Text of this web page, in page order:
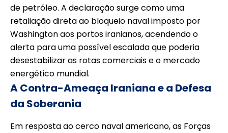
de petróleo. A declaração surge como uma
retaliação direta ao bloqueio naval imposto por
Washington aos portos iranianos, acendendo o
alerta para uma possível escalada que poderia
desestabilizar as rotas comerciais e o mercado
energético mundial.
A Contra-Ameaça Iraniana e a Defesa
da Soberania
Em resposta ao cerco naval americano, as Forças